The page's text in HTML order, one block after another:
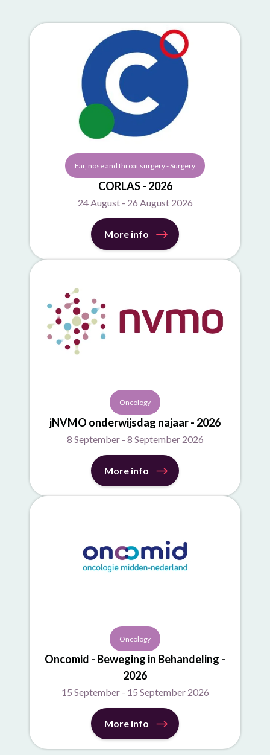
Ear, nose and throat surgery - Surgery
CORLAS - 2026
24 August - 26 August 2026
More info
Oncology
jNVMO onderwijsdag najaar - 2026
8 September - 8 September 2026
More info
Oncology
Oncomid - Beweging in Behandeling -
2026
15 September - 15 September 2026
More info